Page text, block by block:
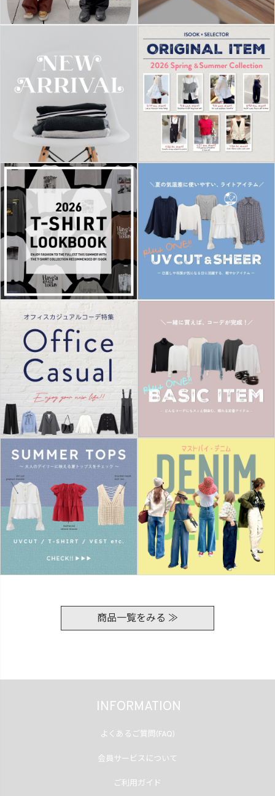
商品一覧をみる ≫
INFORMATION
よくあるご質問(FAQ)
会員サービスについて
ご利用ガイド